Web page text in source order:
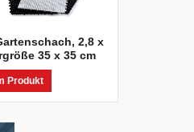
2,8 x
35 x 35 cm
Produkt